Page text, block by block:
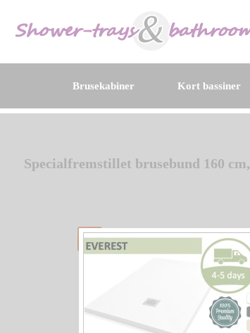
Brusekabiner Kort bassiner
Specialfremstillet brusebund 160